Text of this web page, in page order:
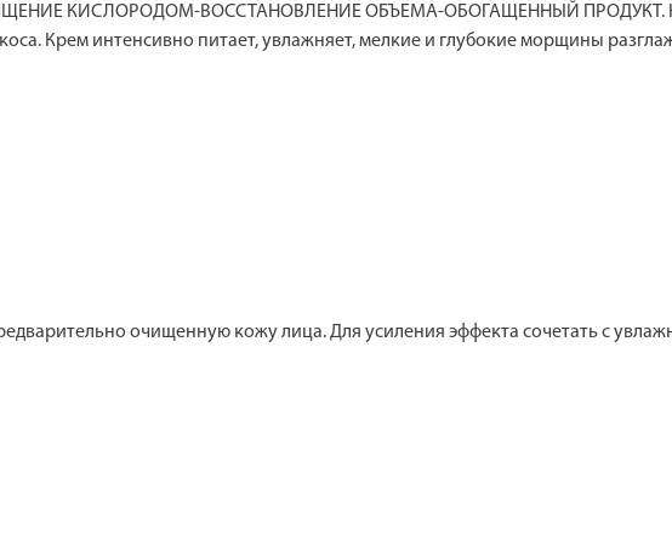
КИСЛОРОДОМ-ВОССТАНОВЛЕНИЕ ОБЪЕМА-ОБОГАЩЕННЫЙ ПРОДУКТ.
Крем интенсивно питает, увлажняет, мелкие и глубокие морщины
очищенную кожу лица. Для усиления эффекта сочетать с